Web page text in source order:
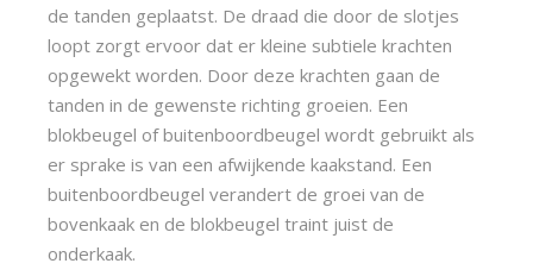
de tanden geplaatst. De draad die door de slotjes
loopt zorgt ervoor dat er kleine subtiele krachten
opgewekt worden. Door deze krachten gaan de
tanden in de gewenste richting groeien. Een
blokbeugel of buitenboordbeugel wordt gebruikt als
er sprake is van een afwijkende kaakstand. Een
buitenboordbeugel verandert de groei van de
bovenkaak en de blokbeugel traint juist de
onderkaak.